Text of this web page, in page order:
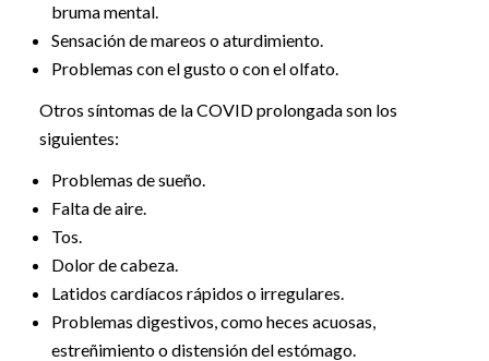
bruma mental.
Sensación de mareos o aturdimiento.
Problemas con el gusto o con el olfato.
Otros síntomas de la COVID prolongada son los
siguientes:
Problemas de sueño.
Falta de aire.
Tos.
Dolor de cabeza.
Latidos cardíacos rápidos o irregulares.
Problemas digestivos, como heces acuosas,
estreñimiento o distensión del estómago.